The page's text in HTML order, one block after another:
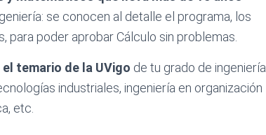
se conocen al detalle el programa, los
para poder aprobar Cálculo sin problemas.
el temario de la UVigo de tu grado de ingeniería
industriales, ingeniería en organización
etc.